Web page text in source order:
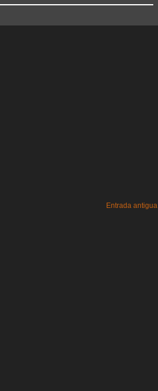
Entrada antigua